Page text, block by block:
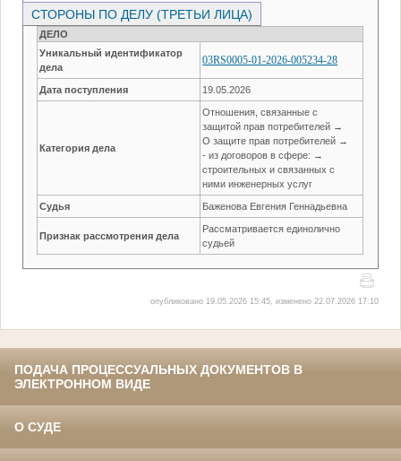
СТОРОНЫ ПО ДЕЛУ (ТРЕТЬИ ЛИЦА)
ДЕЛО
Уникальный идентификатор
дела
03RS0005-01-2026-005234-28
Дата поступления 19.05.2026
Категория дела
Отношения, связанные с
защитой прав потребителей →
О защите прав потребителей →
- из договоров в сфере: →
строительных и связанных с
ними инженерных услуг
Судья Баженова Евгения Геннадьевна
Признак рассмотрения дела
Рассматривается единолично
судьей
опубликовано 19.05.2026 15:45, изменено 22.07.2026 17:10
ПОДАЧА ПРОЦЕССУАЛЬНЫХ ДОКУМЕНТОВ В
ЭЛЕКТРОННОМ ВИДЕ
О СУДЕ